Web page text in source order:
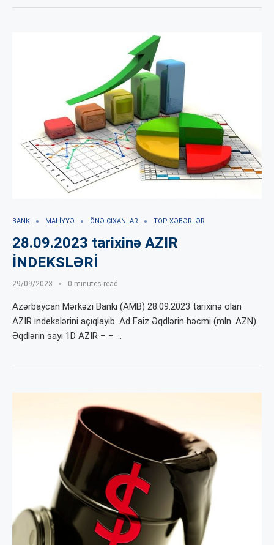
BANK MALIYYƏ ÖNƏ ÇIXANLAR TOP XƏBƏRLƏR
28.09.2023 tarixinə AZIR
İNDEKSLƏRİ
29/09/2023 0 minutes read
Azərbaycan Mərkəzi Bankı (AMB) 28.09.2023 tarixinə olan
AZIR indekslərini açıqlayıb. Ad Faiz Əqdlərin həcmi (mln. AZN)
Əqdlərin sayı 1D AZIR – – …